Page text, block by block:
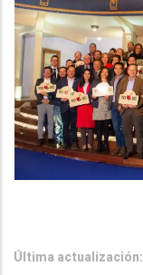
Última actualización: